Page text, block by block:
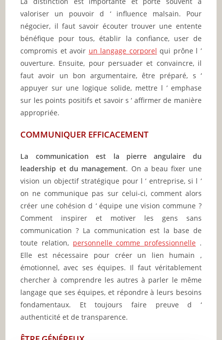
valoriser un pouvoir d ‘ influence malsain. Pour
négocier, il faut savoir écouter trouver une entente
bénéfique pour tous, établir la confiance, user de
compromis et avoir un langage corporel qui prône l ’
ouverture. Ensuite, pour persuader et convaincre, il
faut avoir un bon argumentaire, être préparé, s ‘
appuyer sur une logique solide, mettre l ’ emphase
sur les points positifs et savoir s ‘ affirmer de manière
appropriée.
COMMUNIQUER EFFICACEMENT
La communication est la pierre angulaire du
leadership et du management. On a beau fixer une
vision un objectif stratégique pour l ’ entreprise, si l ’
on ne communique pas sur celui-ci, comment alors
créer une cohésion d ‘ équipe une vision commune ?
Comment inspirer et motiver les gens sans
communication ? La communication est la base de
toute relation, personnelle comme professionnelle .
Elle est nécessaire pour créer un lien humain ,
émotionnel, avec ses équipes. Il faut véritablement
chercher à comprendre les autres à parler le même
langage que ses équipes, et répondre à leurs besoins
fondamentaux. Et toujours faire preuve d ‘
authenticité et de transparence.